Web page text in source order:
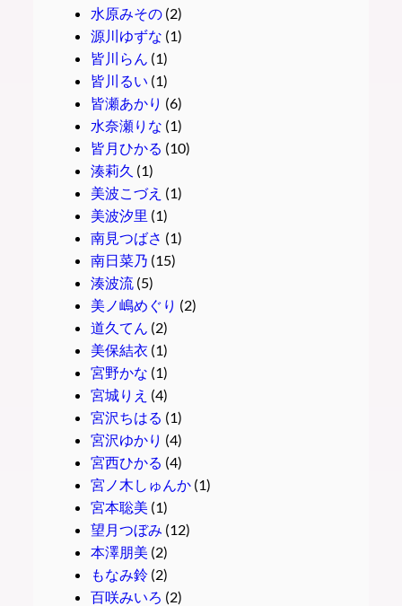
水原みその(2)
源川ゆずな (1)
皆川らん (1)
皆川るい (1)
皆瀬あかり (6)
水奈瀬りな (1)
皆月ひかる (10)
湊莉久 (1)
美波こづえ (1)
美波汐里 (1)
南見つばさ (1)
南日菜乃 (15)
湊波流(5)
美ノ嶋めぐり (2)
道久てん (2)
美保結衣 (1)
宮野かな (1)
宮城りえ (4)
宮沢ちはる (1)
宮沢ゆかり (4)
宮西ひかる (4)
宮ノ木しゅんか(1)
宮本聡美 (1)
望月つぼみ (12)
本澤朋美 (2)
もなみ鈴(2)
百咲みいろ (2)